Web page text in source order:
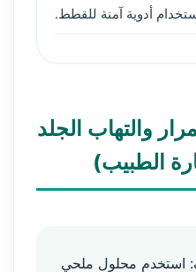
أدوية آمنة للقطط.
والتهاب الجلد
الطبيب)
استخدم محلول ملحي